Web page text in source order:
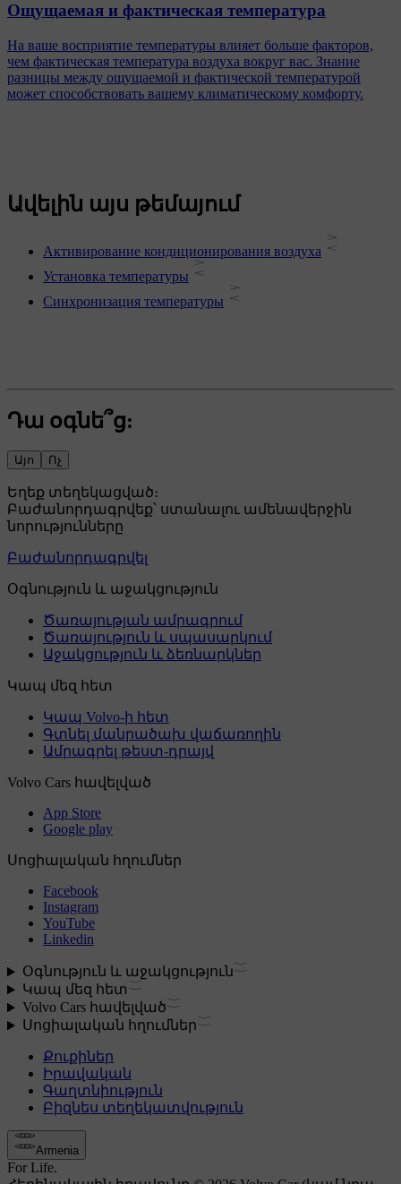
Ощущаемая и фактическая температура
На ваше восприятие температуры влияет больше факторов,
чем фактическая температура воздуха вокруг вас. Знание
разницы между ощущаемой и фактической температурой
может способствовать вашему климатическому комфорту.
Ավելին այս թեմայում
Активирование кондиционирования воздуха
Установка температуры
Синхронизация температуры
Դա օգնե՞ց:
Այո Ոչ